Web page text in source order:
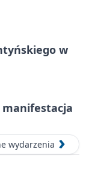
w
manifestacja
wydarzenia